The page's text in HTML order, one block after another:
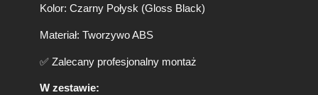
O
)
M
G
Kolor: Czarny Połysk (Gloss Black)
Materiał: Tworzywo ABS
✅ Zalecany profesjonalny montaż
W zestawie: